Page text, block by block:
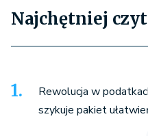
Najchętniej
Rewolucja w
szykuje pakiet